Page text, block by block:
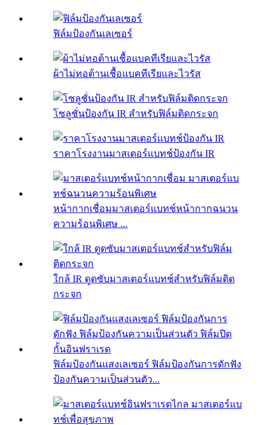
ฟิล์มป้องกันเลเซอร์
ผ้าไม่ทอต้านเชื้อแบคทีเรียและไวรัส
โซลูชั่นป้องกัน IR สำหรับฟิล์มติดกระจก
ราคาโรงงานมาสเตอร์แบทช์ป้องกัน IR
หน้ากากเชื่อมมาสเตอร์แบทช์หน้ากากฉนวน
ความร้อนพิเศษ ...
ใกล้ IR ดูดซับมาสเตอร์แบทช์สำหรับฟิล์มติด
กระจก
ฟิล์มป้องกันแสงเลเซอร์ ฟิล์มป้องกันการดักฟัง
ป้องกันความเป็นส่วนตัว...